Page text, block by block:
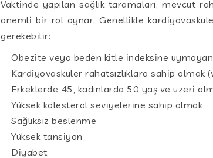
Vaktinde yapılan sağlık taramaları, mevcut
önemli bir rol oynar. Genellikle
gerekebilir:
Obezite veya beden kitle indeksine
Kardiyovasküler rahatsızlıklara sahip olmak
Erkeklerde 45, kadınlarda 50 yaş ve üzeri
Yüksek kolesterol seviyelerine sahip olmak
Sağlıksız beslenme
Yüksek tansiyon
Diyabet